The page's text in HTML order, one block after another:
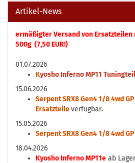
Artikel-News
ermäßigter Versand von
500g (7,50 EUR!)
01.07.2026
Kyosho Inferno MP11
15.06.2026
Serpent SRX8 Gen4 1/8 4wd
Ersatzteileverfügbar.
15.05.2026
Serpent SRX8 Gen4 1/8 4wd
18.04.2026
Kyosho Inferno MP11e ab